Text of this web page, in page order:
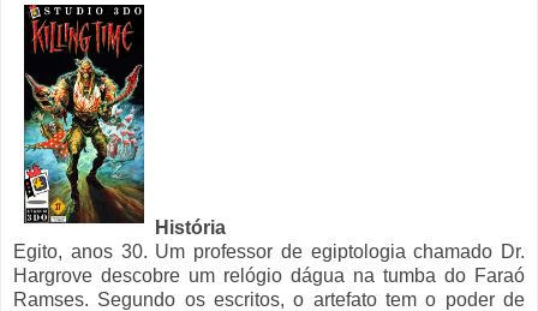
História
Egito, anos 30. Um professor de egiptologia chamado Dr.
Hargrove descobre um relógio dágua na tumba do Faraó
Ramses. Segundo os escritos, o artefato tem o poder de